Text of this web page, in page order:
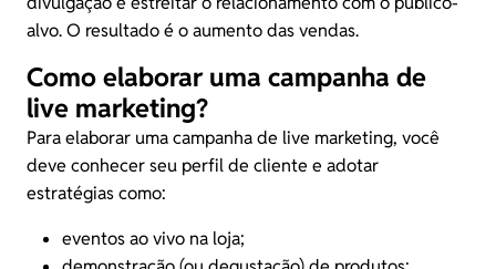
alvo. O resultado é o aumento das vendas.
Como elaborar uma campanha de
live marketing?
Para elaborar uma campanha de live marketing, você
deve conhecer seu perfil de cliente e adotar
estratégias como:
eventos ao vivo na loja;